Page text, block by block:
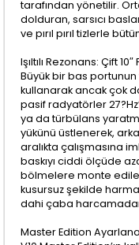
tarafından yönetilir.
dolduran, sarsıcı
ve pırıl pırıl tizlerle
Işıltılı Rezonans: Çift
Büyük bir bas
kullanarak ancak çok
pasif radyatörler
ya da türbülans
yükünü üstlenerek,
aralıkta çalışmasına
baskıyı ciddi ölçüde
bölmelere monte
kusursuz şekilde
dahi çaba
Master Edition